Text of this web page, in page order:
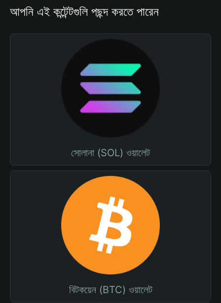
আপনি এই কন্টেন্টগুলি পছন্দ করতে পারেন
সোলানা (SOL) ওয়ালেট
বিটকয়েন (BTC) ওয়ালেট